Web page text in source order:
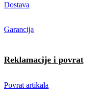
Dostava
Garancija
Reklamacije i povrat
Povrat artikala